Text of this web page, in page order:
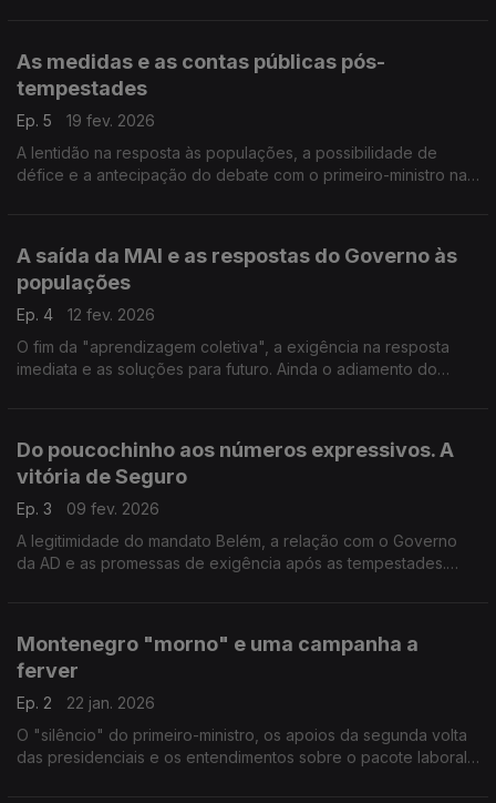
As medidas e as contas públicas pós-
tempestades
Ep. 5
19 fev. 2026
A lentidão na resposta às populações, a possibilidade de
défice e a antecipação do debate com o primeiro-ministro na
A saída da MAI e as respostas do Governo às
populações
Ep. 4
12 fev. 2026
O fim da "aprendizagem coletiva", a exigência na resposta
imediata e as soluções para futuro. Ainda o adiamento do
Do poucochinho aos números expressivos. A
vitória de Seguro
Ep. 3
09 fev. 2026
A legitimidade do mandato Belém, a relação com o Governo
da AD e as promessas de exigência após as tempestades.
Montenegro "morno" e uma campanha a
ferver
Ep. 2
22 jan. 2026
O "silêncio" do primeiro-ministro, os apoios da segunda volta
das presidenciais e os entendimentos sobre o pacote laboral.